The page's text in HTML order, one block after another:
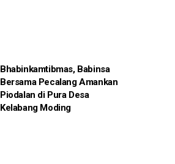
Bhabinkamtibmas, Babinsa
Bersama Pecalang Amankan
Piodalan di Pura Desa
Kelabang Moding